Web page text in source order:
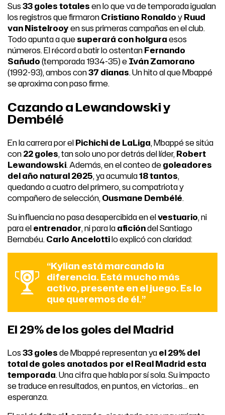
Sus33 goles totalesen lo que va de temporada igualan
los registros que firmaronCristiano RonaldoyRuud
van Nistelrooyen sus primeras campañas en el club.
Todo apunta a quesuperará con holguraesos
números. El récord a batir lo ostentanFernando
Sañudo(temporada 1934-35) eIván Zamorano
(1992-93), ambos con37 dianas. Un hito al que Mbappé
se aproxima con paso firme.
Cazando a Lewandowski y
Dembélé
En la carrera por elPichichi de LaLiga, Mbappé se sitúa
con22 goles, tan solo uno por detrás del líder,Robert
Lewandowski. Además, en el conteo degoleadores
del año natural 2025, ya acumula18 tantos,
quedando a cuatro del primero, su compatriota y
compañero de selección,Ousmane Dembélé.
Su influencia no pasa desapercibida en elvestuario, ni
para elentrenador, ni para laaficióndel Santiago
Bernabéu.Carlo Ancelottilo explicó con claridad:
“Kylian está marcando la
diferencia. Está mucho más
activo, presente en el juego. Es lo
que queremos de él.”
El 29% de los goles del Madrid
Los33 golesde Mbappé representan yael 29% del
total de goles anotados por el Real Madrid esta
temporada. Una cifra que habla por sí sola. Su impacto
se traduce en resultados, en puntos, en victorias… en
esperanza.